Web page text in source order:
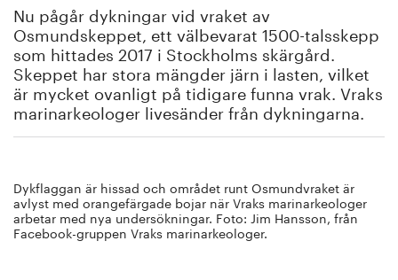
Vi tycker
Publicerat
Bildbank
Nu pågår dykningar vid vraket av
Osmundskeppet, ett välbevarat 1500-talsskepp
som hittades 2017 i Stockholms skärgård.
Skeppet har stora mängder järn i lasten, vilket
är mycket ovanligt på tidigare funna vrak. Vraks
marinarkeologer livesänder från dykningarna.
Dykflaggan är hissad och området runt Osmundvraket är
avlyst med orangefärgade bojar när Vraks marinarkeologer
arbetar med nya undersökningar. Foto: Jim Hansson, från
Facebook-gruppen Vraks marinarkeologer.